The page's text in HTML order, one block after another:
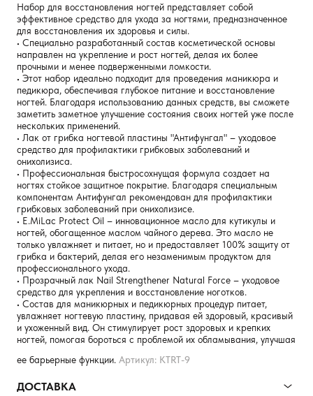
Набор для восстановления ногтей представляет собой
эффективное средство для ухода за ногтями, предназначенное
для восстановления их здоровья и силы.
• Специально разработанный состав косметической основы
направлен на укрепление и рост ногтей, делая их более
прочными и менее подверженными ломкости.
• Этот набор идеально подходит для проведения маникюра и
педикюра, обеспечивая глубокое питание и восстановление
ногтей. Благодаря использованию данных средств, вы сможете
заметить заметное улучшение состояния своих ногтей уже после
нескольких применений.
• Лак от грибка ногтевой пластины "Антифунгал" – уходовое
средство для профилактики грибковых заболеваний и
онихолизиса.
• Профессиональная быстросохнущая формула создает на
ногтях стойкое защитное покрытие. Благодаря специальным
компонентам Антифунгал рекомендован для профилактики
грибковых заболеваний при онихолизисе.
• E.MiLac Protect Oil – инновационное масло для кутикулы и
ногтей, обогащенное маслом чайного дерева. Это масло не
только увлажняет и питает, но и предоставляет 100% защиту от
грибка и бактерий, делая его незаменимым продуктом для
профессионального ухода.
• Прозрачный лак Nail Strengthener Natural Force – уходовое
средство для укрепления и восстановление ноготков.
• Состав для маникюрных и педикюрных процедур питает,
увлажняет ногтевую пластину, придавая ей здоровый, красивый
и ухоженный вид. Он стимулирует рост здоровых и крепких
ногтей, помогая бороться с проблемой их обламывания, улучшая
ее барьерные функции. Артикул: KTRT-9
ДОСТАВКА